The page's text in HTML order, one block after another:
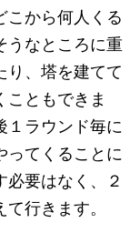
こから何人くる
うなところに重
り、塔を建てて
こともできま
１ラウンド毎に
ってくることに
必要はなく、２
行きます。